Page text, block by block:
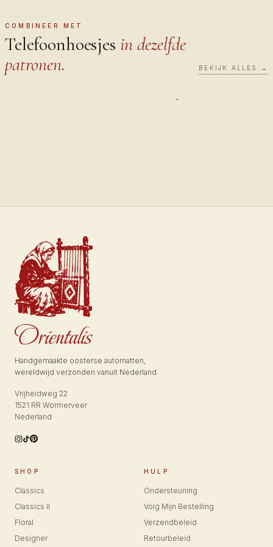
COMBINEER MET
Telefoonhoesjes in dezelfde
patronen.
BEKIJK ALLES →
Handgemaakte oosterse automatten,
wereldwijd verzonden vanuit Nederland.
Vrijheidweg 22
1521 RR Wormerveer
Nederland
SHOP
Classics
Classics II
Floral
Designer
HULP
Ondersteuning
Volg Mijn Bestelling
Verzendbeleid
Retourbeleid